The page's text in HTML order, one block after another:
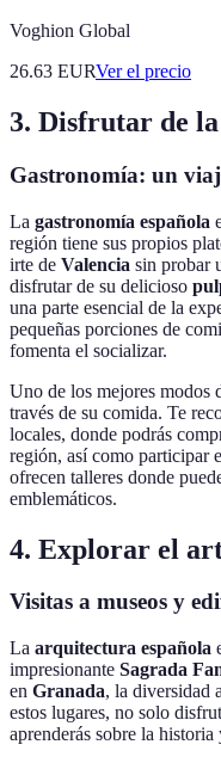
Voghion Global
26.63 EURVer el precio
3. Disfrutar de
Gastronomía: un
La gastronomía española
región tiene sus propios
irte de Valencia sin probar
disfrutar de su delicioso
una parte esencial de la
pequeñas porciones de
fomenta el socializar.
Uno de los mejores modos
través de su comida. Te
locales, donde podrás
región, así como participar
ofrecen talleres donde
emblemáticos.
4. Explorar el
Visitas a museos y
La arquitectura española
impresionante Sagrada
en Granada, la diversidad
estos lugares, no solo
aprenderás sobre la